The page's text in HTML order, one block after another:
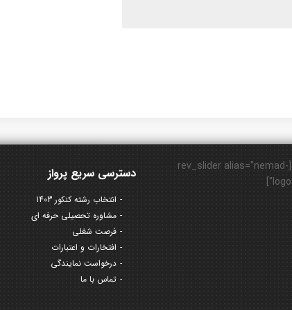
دسترسی سریع پرواز
انتخاب رشته کنکور 1403
مشاوره تحصیلی حرفه ای
فرصت شغلی
افتخارات و اعتبارات
درخواست نمایندگی
تماس با ما
[rev_slider alias="nemad-
logo"]